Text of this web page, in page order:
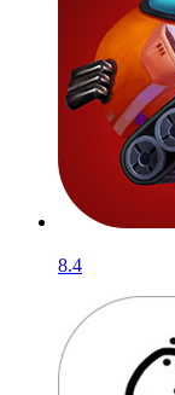
8.4